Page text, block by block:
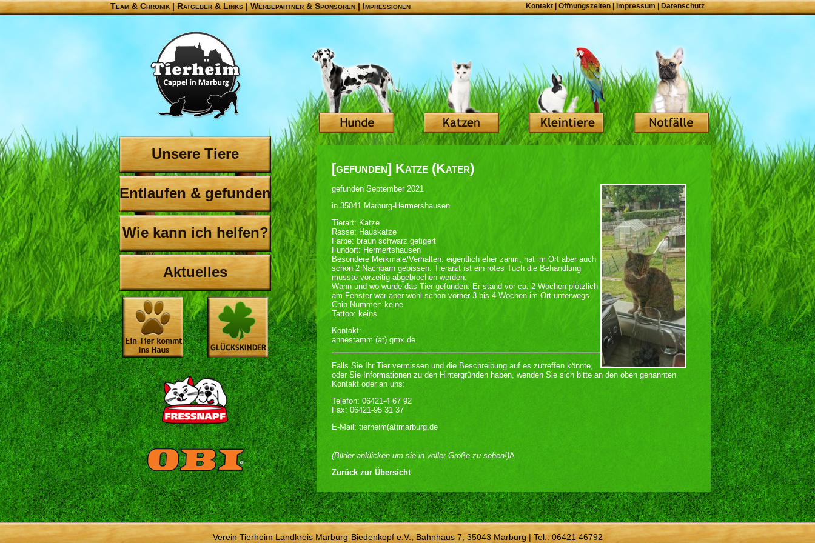
Team & Chronik |Ratgeber & Links|Werbepartner & Sponsoren|Impressionen Kontakt Öffnungszeiten| Impressum|Datenschutz
Unsere Tiere
Entlaufen & gefunden
Wie kann ich helfen?
Aktuelles
[gefunden] Katze (Kater)
gefunden September 2021
in 35041 Marburg-Hermershausen
Tierart: Katze
Rasse: Hauskatze
Farbe: braun schwarz getigert
Fundort: Hermertshausen
Besondere Merkmale/Verhalten: eigentlich eher zahm, hat im Ort aber auch
schon 2 Nachbarn gebissen. Tierarzt ist ein rotes Tuch die Behandlung
musste vorzeitig abgebrochen werden.
Wann und wo wurde das Tier gefunden: Er stand vor ca. 2 Wochen plötzlich
am Fenster war aber wohl schon vorher 3 bis 4 Wochen im Ort unterwegs.
Chip Nummer: keine
Tattoo: keins
Kontakt:
annestamm (at) gmx.de
Falls Sie Ihr Tier vermissen und die Beschreibung auf es zutreffen könnte,
oder Sie Informationen zu den Hintergründen haben, wenden Sie sich bitte an den oben genannten
Kontakt oder an uns:
Telefon: 06421-4 67 92
Fax: 06421-95 31 37
E-Mail: tierheim(at)marburg.de
(Bilder anklicken um sie in voller Größe zu sehen!)A
Zurück zur Übersicht
Verein Tierheim Landkreis Marburg-Biedenkopf e.V., Bahnhaus 7, 35043 Marburg | Tel.: 06421 46792